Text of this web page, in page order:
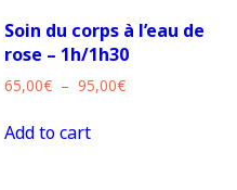
Soin du corps à l’eau de
rose – 1h/1h30
65,00€ – 95,00€Plage
Add to cart